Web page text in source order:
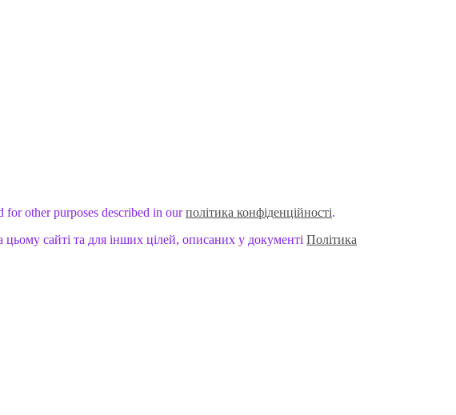
for other purposes described in ourполітика конфіденційності.
сайті та для інших цілей, описаних у документі Політика